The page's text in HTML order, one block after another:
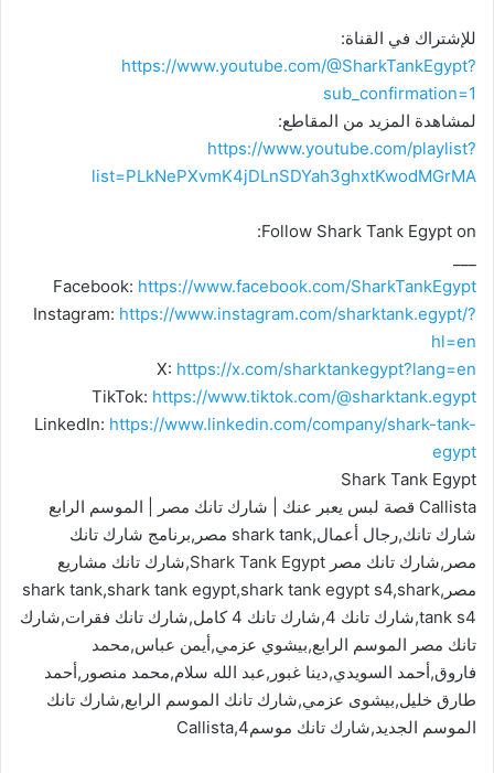
للإشتراك في القناة:
https://www.youtube.com/@SharkTankEgypt?
sub_confirmation=1
لمشاهدة المزيد من المقاطع:
https://www.youtube.com/playlist?
list=PLkNePXvmK4jDLnSDYah3ghxtKwodMGrMA
Follow Shark Tank Egypt on:
Facebook: https://www.facebook.com/SharkTankEgypt
Instagram: https://www.instagram.com/sharktank.egypt/?
hl=en
X: https://x.com/sharktankegypt?lang=en
TikTok: https://www.tiktok.com/@sharktank.egypt
LinkedIn: https://www.linkedin.com/company/shark-tank-
egypt
Shark Tank Egypt
Callista قصة لبس يعبر عنك | شارك تانك مصر | الموسم الرابع
شارك تانك,رجال أعمال,shark tank مصر,برنامج شارك تانك
مصر,شارك تانك مصر Shark Tank Egypt,شارك تانك مشاريع
مصر,shark tank,shark tank egypt,shark tank egypt s4,shark
tank s4,شارك تانك 4,شارك تانك 4 كامل,شارك تانك فقرات,شارك
تانك مصر الموسم الرابع,بيشوي عزمي,أيمن عباس,محمد
فاروق,أحمد السويدي,دينا غبور,عبد الله سلام,محمد منصور,أحمد
طارق خليل,بيشوى عزمي,شارك تانك الموسم الرابع,شارك تانك
الموسم الجديد,شارك تانك موسم4,Callista